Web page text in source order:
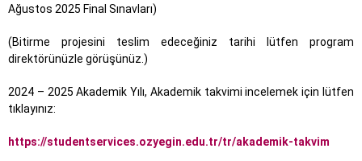
Ağustos 2025 Final Sınavları)
(Bitirme projesini teslim edeceğiniz tarihi lütfen program
direktörünüzle görüşünüz.)
2024 – 2025 Akademik Yılı, Akademik takvimi incelemek için lütfen
tıklayınız:
https://studentservices.ozyegin.edu.tr/tr/akademik-takvim